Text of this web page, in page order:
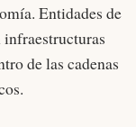
Entidades de
infraestructuras
de las cadenas